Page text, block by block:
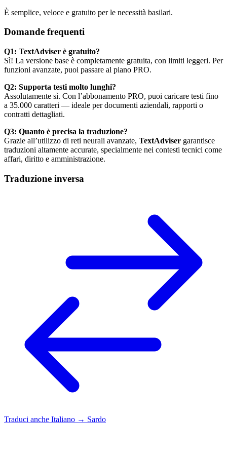
È semplice, veloce e gratuito per le necessità basilari.
Domande frequenti
Q1: TextAdviser è gratuito?
Sì! La versione base è completamente gratuita, con limiti leggeri. Per
funzioni avanzate, puoi passare al piano PRO.
Q2: Supporta testi molto lunghi?
Assolutamente sì. Con l’abbonamento PRO, puoi caricare testi fino
a 35.000 caratteri — ideale per documenti aziendali, rapporti o
contratti dettagliati.
Q3: Quanto è precisa la traduzione?
Grazie all’utilizzo di reti neurali avanzate, TextAdviser garantisce
traduzioni altamente accurate, specialmente nei contesti tecnici come
affari, diritto e amministrazione.
Traduzione inversa
Traduci anche Italiano → Sardo